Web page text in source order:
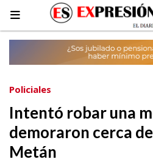
Intentó robar una
demoraron cerca
Metán
Policiales